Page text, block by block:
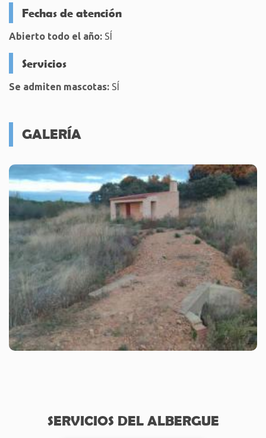
Fechas de atención
Abierto todo el año: SÍ
Servicios
Se admiten mascotas: SÍ
GALERÍA
SERVICIOS DEL ALBERGUE